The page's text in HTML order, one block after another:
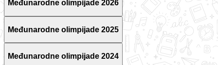
Međunarodne olimpijade 2026
Međunarodne olimpijade 2025
Međunarodne olimpijade 2024